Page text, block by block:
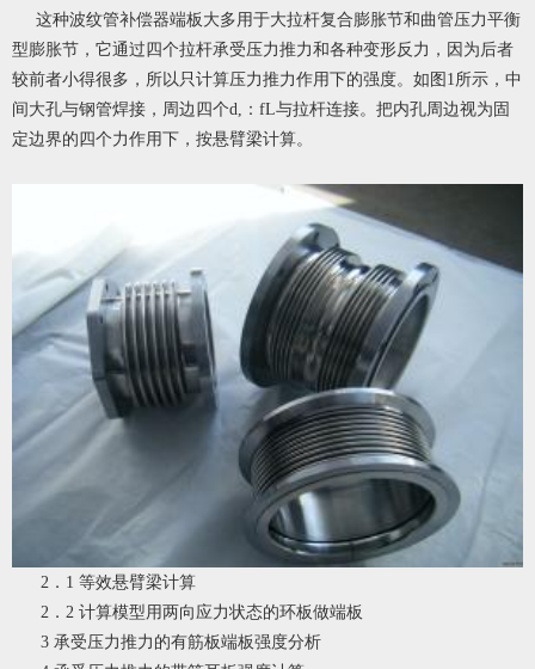
这种波纹管补偿器端板大多用于大拉杆复合膨胀节和曲管压力平衡
型膨胀节，它通过四个拉杆承受压力推力和各种变形反力，因为后者
较前者小得很多，所以只计算压力推力作用下的强度。如图1所示，中
间大孔与钢管焊接，周边四个d,：fL与拉杆连接。把内孔周边视为固
定边界的四个力作用下，按悬臂梁计算。
2．1 等效悬臂梁计算
2．2 计算模型用两向应力状态的环板做端板
3 承受压力推力的有筋板端板强度分析